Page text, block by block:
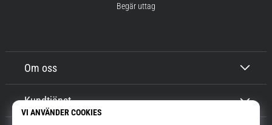
Om oss
Kundtjänst
Begär uttag